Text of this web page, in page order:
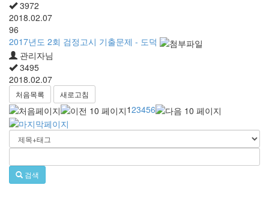
3972
2018.02.07
96
2017년도 2회 검정고시 기출문제 - 도덕
관리자님
3495
2018.02.07
처음목록 새로고침
123456
검색